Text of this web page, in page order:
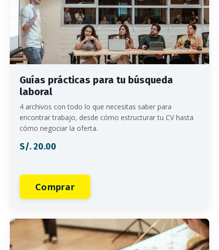
Guías prácticas para tu búsqueda
laboral
4 archivos con todo lo que necesitas saber para
encontrar trabajo, desde cómo estructurar tu CV hasta
cómo negociar la oferta.
S/. 20.00
Comprar